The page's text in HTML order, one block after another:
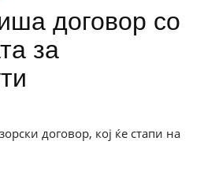
договор со
за
договор, кој ќе стапи на